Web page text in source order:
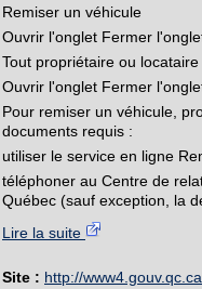
Remiser un véhicule
Ouvrir l'onglet Fermer
Tout propriétaire ou locataire
Ouvrir l'onglet Fermer
Pour remiser un véhicule,
documents requis :
utiliser le service en ligne
téléphoner au Centre de
Québec (sauf exception, la
Lire la suite
Site : http://www4.gouv.qc.ca